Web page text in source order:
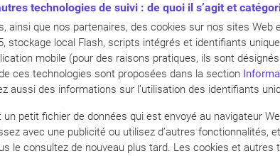
technologies de suivi : de quoi il s’agit et
ainsi que nos partenaires, des cookies sur nos sites
stockage local Flash, scripts intégrés et identifiants
mobile (pour des raisons pratiques, ils sont
ces technologies sont proposées dans la section
aussi des informations sur l’utilisation des identifiants
un petit fichier de données qui est envoyé au navigateur
avec une publicité ou utilisez d’autres
le consultez de nouveau plus tard. Les cookies et